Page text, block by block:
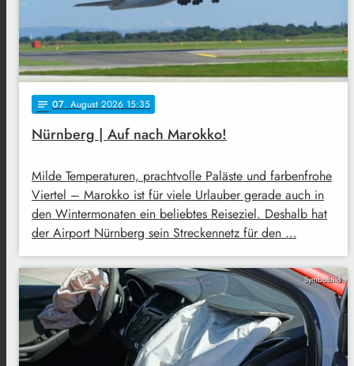
notes 07. August 2026 15:35
Nürnberg | Auf nach Marokko!
Milde Temperaturen, prachtvolle Paläste und farbenfrohe
Viertel – Marokko ist für viele Urlauber gerade auch in
den Wintermonaten ein beliebtes Reiseziel. Deshalb hat
der Airport Nürnberg sein Streckennetz für den …
Symbolbild